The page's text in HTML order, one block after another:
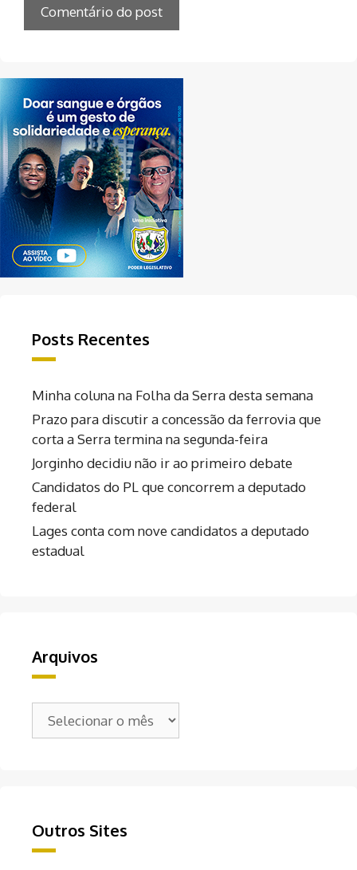
Posts Recentes
Minha coluna na Folha da Serra desta semana
Prazo para discutir a concessão da ferrovia que
corta a Serra termina na segunda-feira
Jorginho decidiu não ir ao primeiro debate
Candidatos do PL que concorrem a deputado
federal
Lages conta com nove candidatos a deputado
estadual
Arquivos
Arquivos
Outros Sites